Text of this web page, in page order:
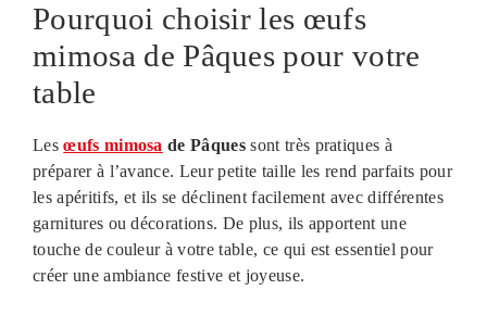
Pourquoi choisir les œufs
mimosa de Pâques pour votre
table
Lesœufs mimosa de Pâques sont très pratiques à
préparer à l’avance. Leur petite taille les rend parfaits pour
les apéritifs, et ils se déclinent facilement avec différentes
garnitures ou décorations. De plus, ils apportent une
touche de couleur à votre table, ce qui est essentiel pour
créer une ambiance festive et joyeuse.